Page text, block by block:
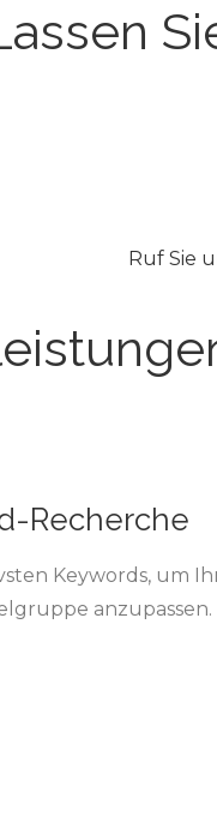
Ruf Sie
Recherche
Keywords, um
anzupassen.